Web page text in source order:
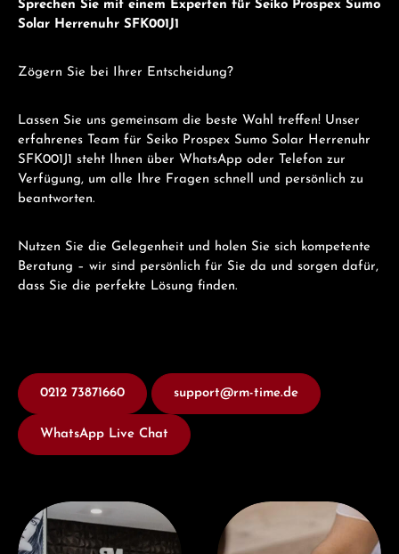
Sprechen Sie mit einem Experten für Seiko Prospex Sumo
Solar Herrenuhr SFK001J1
Zögern Sie bei Ihrer Entscheidung?
Lassen Sie uns gemeinsam die beste Wahl treffen! Unser
erfahrenes Team für Seiko Prospex Sumo Solar Herrenuhr
SFK001J1 steht Ihnen über WhatsApp oder Telefon zur
Verfügung, um alle Ihre Fragen schnell und persönlich zu
beantworten.
Nutzen Sie die Gelegenheit und holen Sie sich kompetente
Beratung – wir sind persönlich für Sie da und sorgen dafür,
dass Sie die perfekte Lösung finden.
0212 73871660 support@rm-time.de
WhatsApp Live Chat
Besuchen Sie uns Jetzt Beraten lassen